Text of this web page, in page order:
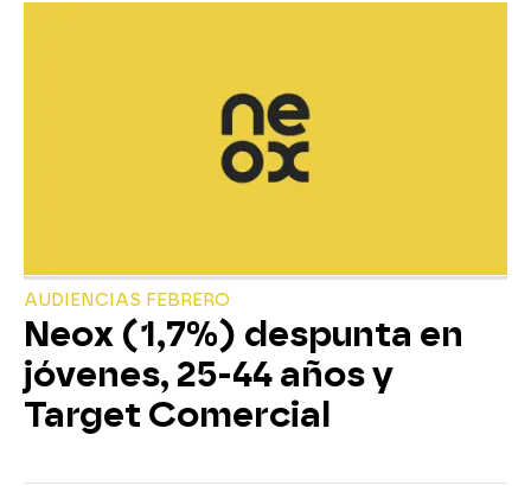
AUDIENCIAS FEBRERO
Neox (1,7%) despunta en
jóvenes, 25-44 años y
Target Comercial